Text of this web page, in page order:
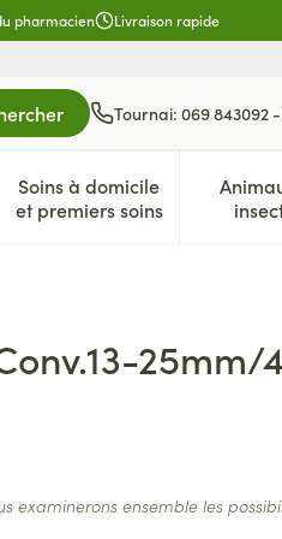
pharmacien Livraison rapide
Tournai: 069 843092
enfantsVitalité 50+
menu pour la catégorie
Soins à domicile
et premiers soins
Afficher le sous-
25mm/
examinerons ensemble les